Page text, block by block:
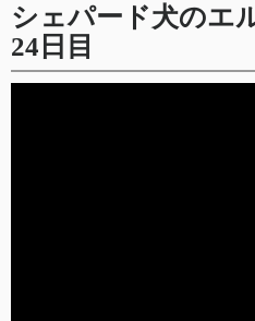
シェパード犬のエ
24日目